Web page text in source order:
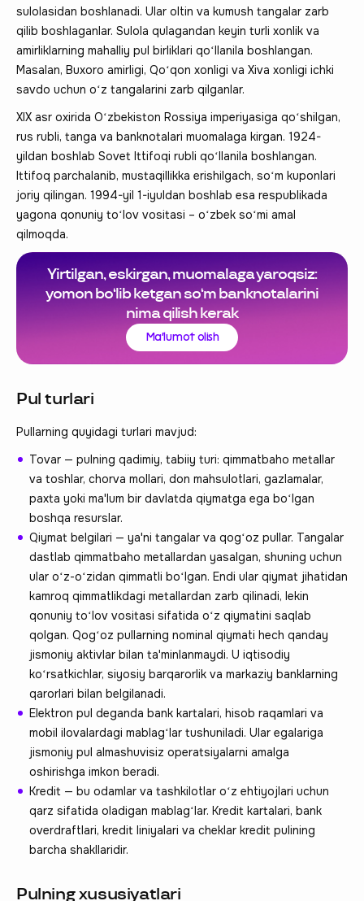
sulolasidan boshlanadi. Ular oltin va kumush tangalar zarb
qilib boshlaganlar. Sulola qulagandan keyin turli xonlik va
amirliklarning mahalliy pul birliklari qoʻllanila boshlangan.
Masalan, Buxoro amirligi, Qoʻqon xonligi va Xiva xonligi ichki
savdo uchun oʻz tangalarini zarb qilganlar.
XIX asr oxirida Oʻzbekiston Rossiya imperiyasiga qoʻshilgan,
rus rubli, tanga va banknotalari muomalaga kirgan. 1924-
yildan boshlab Sovet Ittifoqi rubli qoʻllanila boshlangan.
Ittifoq parchalanib, mustaqillikka erishilgach, soʻm kuponlari
joriy qilingan. 1994-yil 1-iyuldan boshlab esa respublikada
yagona qonuniy toʻlov vositasi – oʻzbek soʻmi amal
qilmoqda.
Yirtilgan, eskirgan, muomalaga yaroqsiz:
yomon bo‘lib ketgan so‘m banknotalarini
nima qilish kerak
Ma'lumot olish
Pul turlari
Pullarning quyidagi turlari mavjud:
Tovar — pulning qadimiy, tabiiy turi: qimmatbaho metallar
va toshlar, chorva mollari, don mahsulotlari, gazlamalar,
paxta yoki ma'lum bir davlatda qiymatga ega boʻlgan
boshqa resurslar.
Qiymat belgilari — ya'ni tangalar va qogʻoz pullar. Tangalar
dastlab qimmatbaho metallardan yasalgan, shuning uchun
ular oʻz-oʻzidan qimmatli boʻlgan. Endi ular qiymat jihatidan
kamroq qimmatlikdagi metallardan zarb qilinadi, lekin
qonuniy toʻlov vositasi sifatida oʻz qiymatini saqlab
qolgan. Qogʻoz pullarning nominal qiymati hech qanday
jismoniy aktivlar bilan ta'minlanmaydi. U iqtisodiy
koʻrsatkichlar, siyosiy barqarorlik va markaziy banklarning
qarorlari bilan belgilanadi.
Elektron pul deganda bank kartalari, hisob raqamlari va
mobil ilovalardagi mablagʻlar tushuniladi. Ular egalariga
jismoniy pul almashuvisiz operatsiyalarni amalga
oshirishga imkon beradi.
Kredit — bu odamlar va tashkilotlar oʻz ehtiyojlari uchun
qarz sifatida oladigan mablagʻlar. Kredit kartalari, bank
overdraftlari, kredit liniyalari va cheklar kredit pulining
barcha shakllaridir.
Pulning xususiyatlari